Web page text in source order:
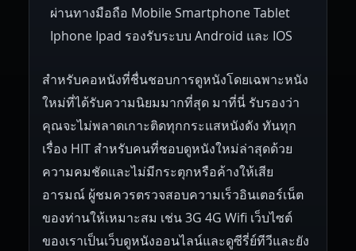
ผ่านทางมือถือ Mobile Smartphone Tablet
Iphone Ipad รองรับระบบ Android และ IOS
สำหรับคอหนังที่ชื่นชอบการดูหนังโดยเฉพาะหนัง
ใหม่ที่ได้รับความนิยมมากที่สุด มาที่นี่ รับรองว่า
คุณจะไม่พลาดเกาะติดทุกกระแสหนังดัง ทันทุก
เรื่อง HIT สำหรับคนที่ชอบดูหนังใหม่ล่าสุดด้วย
ความคมชัดและไม่มีกระตุกหรือค้างให้เสีย
อารมณ์ ผู้ชมควรตรวจสอบความเร็วอินเตอร์เน็ต
ของท่านให้เหมาะสม เช่น 3G 4G Wifi เว็บไซต์
ของเราเป็นเว็บดูหนังออนไลน์และดูซีรี่ย์ทีวีและยัง